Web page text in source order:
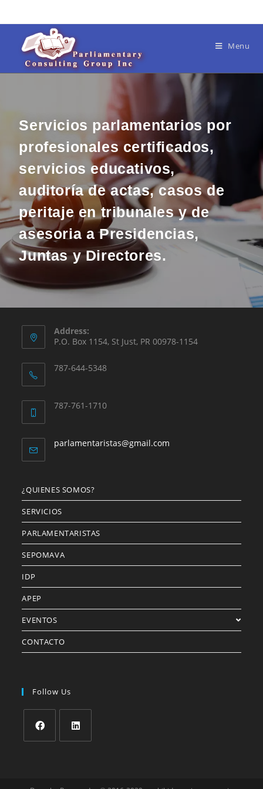
Menu
Servicios parlamentarios por
profesionales certificados,
servicios educativos,
auditoría de actas, casos de
peritaje en tribunales y de
asesoria a Presidencias,
Juntas y Directores.
Address:
P.O. Box 1154, St Just, PR 00978-1154
787-644-5348
787-761-1710
parlamentaristas@gmail.com
¿QUIENES SOMOS?
SERVICIOS
PARLAMENTARISTAS
SEPOMAVA
IDP
APEP
EVENTOS
CONTACTO
Follow Us